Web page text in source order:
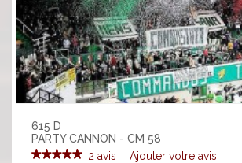
615 D
PARTY CANNON - CM 58
2 avis
Ajouter votre avis